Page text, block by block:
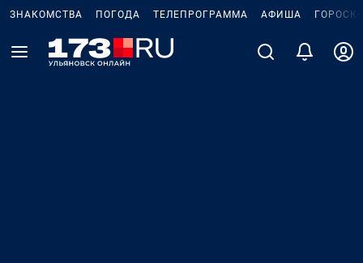
ЗНАКОМСТВА ПОГОДА ТЕЛЕПРОГРАММА АФИША